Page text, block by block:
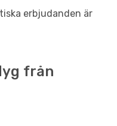
erbjudanden är
från